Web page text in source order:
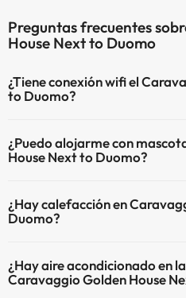
Preguntas frecuentes
House Next to Duomo
¿Tiene conexión wifi el
to Duomo?
¿Puedo alojarme con
House Next to Duomo?
mascotas.
¿Hay calefacción en
Duomo?
las zonas comunes.
¿Hay aire acondicionado en
Caravaggio Golden House